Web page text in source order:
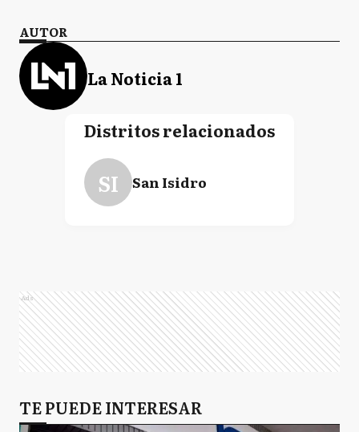
AUTOR
La Noticia 1
Distritos relacionados
SI San Isidro
Ads
TE PUEDE INTERESAR